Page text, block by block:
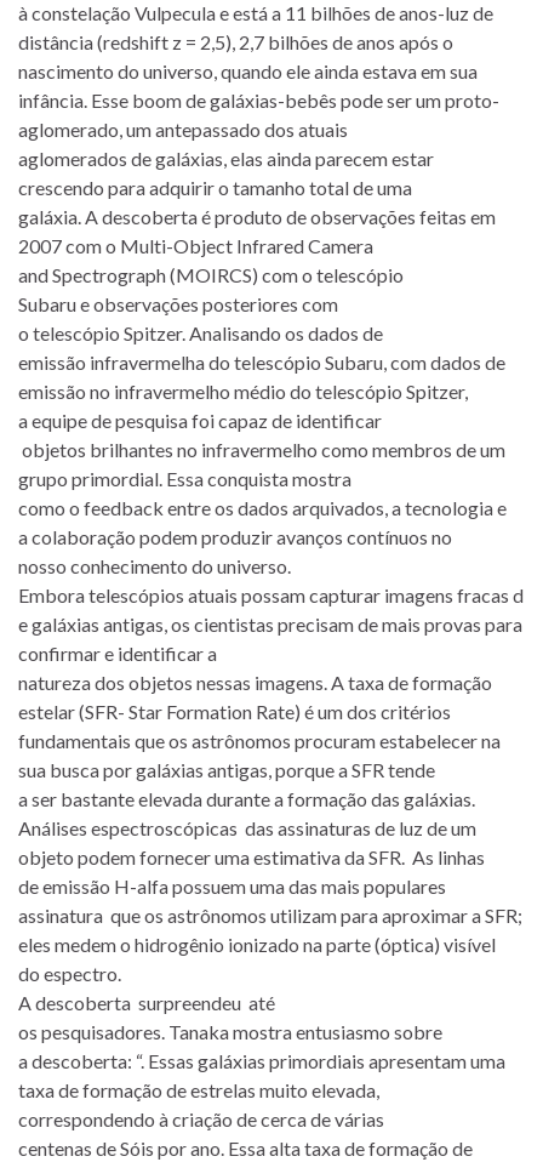
à constelação Vulpecula e está a 11 bilhões de anos-luz de
distância (redshift z = 2,5), 2,7 bilhões de anos após o
nascimento do universo, quando ele ainda estava em sua
infância. Esse boom de galáxias-bebês pode ser um proto-
aglomerado, um antepassado dos atuais
aglomerados de galáxias, elas ainda parecem estar
crescendo para adquirir o tamanho total de uma
galáxia. A descoberta é produto de observações feitas em
2007 com o Multi-Object Infrared Camera
and Spectrograph (MOIRCS) com o telescópio
Subaru e observações posteriores com
o telescópio Spitzer. Analisando os dados de
emissão infravermelha do telescópio Subaru, com dados de
emissão no infravermelho médio do telescópio Spitzer,
a equipe de pesquisa foi capaz de identificar
objetos brilhantes no infravermelho como membros de um
grupo primordial. Essa conquista mostra
como o feedback entre os dados arquivados, a tecnologia e
a colaboração podem produzir avanços contínuos no
nosso conhecimento do universo.
Embora telescópios atuais possam capturar imagens fracas d
e galáxias antigas, os cientistas precisam de mais provas para
confirmar e identificar a
natureza dos objetos nessas imagens. A taxa de formação
estelar (SFR- Star Formation Rate) é um dos critérios
fundamentais que os astrônomos procuram estabelecer na
sua busca por galáxias antigas, porque a SFR tende
a ser bastante elevada durante a formação das galáxias.
Análises espectroscópicas das assinaturas de luz de um
objeto podem fornecer uma estimativa da SFR. As linhas
de emissão H-alfa possuem uma das mais populares
assinatura que os astrônomos utilizam para aproximar a SFR;
eles medem o hidrogênio ionizado na parte (óptica) visível
do espectro.
A descoberta surpreendeu até
os pesquisadores. Tanaka mostra entusiasmo sobre
a descoberta: “. Essas galáxias primordiais apresentam uma
taxa de formação de estrelas muito elevada,
correspondendo à criação de cerca de várias
centenas de Sóis por ano. Essa alta taxa de formação de